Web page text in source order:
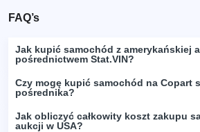
FAQ’s
Jak kupić samochód z amerykańskiej
pośrednictwem Stat.VIN?
Czy mogę kupić samochód na Copart
pośrednika?
Jak obliczyć całkowity koszt zakupu
aukcji w USA?